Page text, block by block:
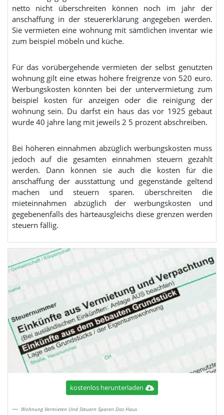
netto nicht überschreiten können noch im jahr der
anschaffung in der steuererklärung angegeben werden.
Sie vermieten eine wohnung mit sämtlichen inventar wie
zum beispiel möbeln und küche.
Für das vorübergehende vermieten der selbst genutzten
wohnung gilt eine etwas höhere freigrenze von 520 euro.
Werbungskosten könnten bei der untervermietung zum
beispiel kosten für anzeigen oder die reinigung der
wohnung sein. Du darfst ein haus das vor 1925 gebaut
wurde 40 jahre lang mit jeweils 2 5 prozent abschreiben.
Bei höheren einnahmen abzüglich werbungskosten muss
jedoch auf die gesamten einnahmen steuern gezahlt
werden. Dann können sie auch die kosten für die
anschaffung der ausstattung und gegenstände geltend
machen und steuern sparen. überschreiten die
mieteinnahmen abzüglich der werbungskosten und
gegebenenfalls des härteausgleichs diese grenzen werden
steuern fällig.
kostenlos herunterladen
Wohnung Vermieten Und Steuern Sparen Das Haus